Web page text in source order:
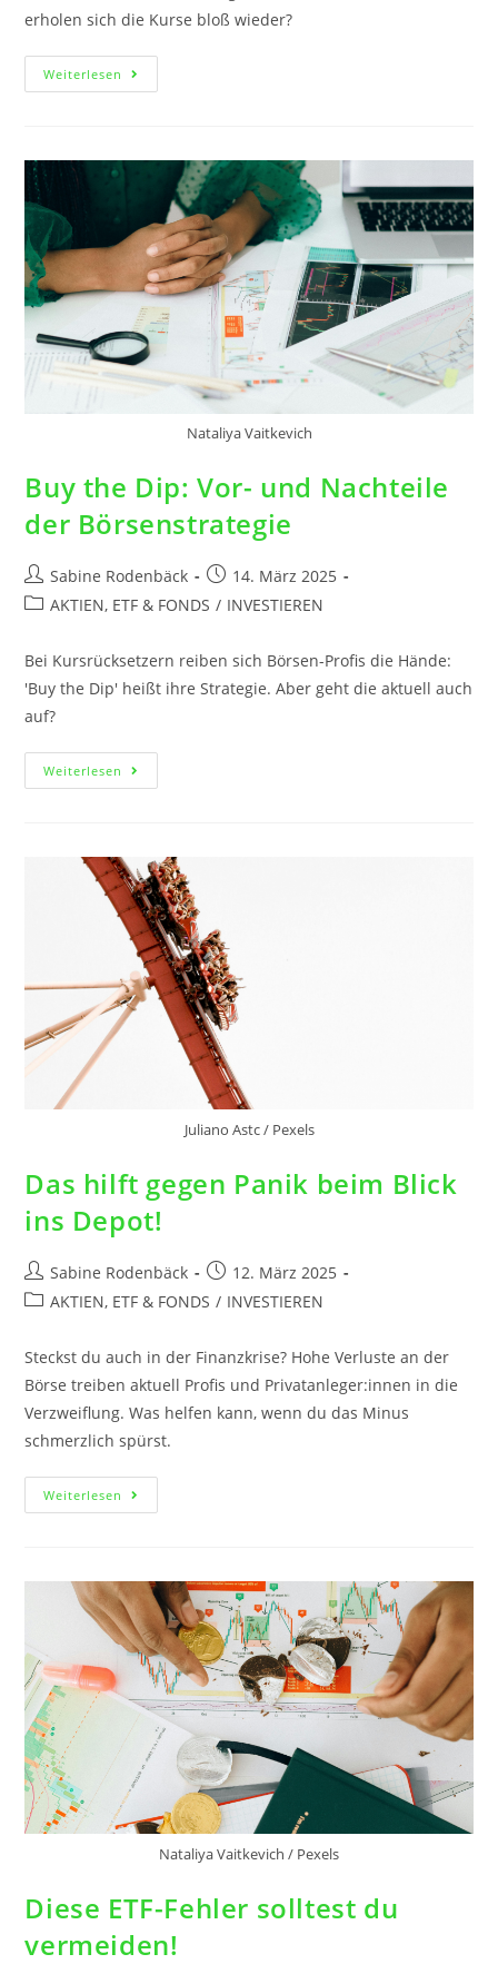
erholen sich die Kurse bloß wieder?
Weiterlesen
Nataliya Vaitkevich
Buy the Dip: Vor- und Nachteile
der Börsenstrategie
Sabine Rodenbäck
14. März 2025
AKTIEN, ETF & FONDS / INVESTIEREN
Bei Kursrücksetzern reiben sich Börsen-Profis die Hände:
'Buy the Dip' heißt ihre Strategie. Aber geht die aktuell auch
auf?
Weiterlesen
Juliano Astc / Pexels
Das hilft gegen Panik beim Blick
ins Depot!
Sabine Rodenbäck
12. März 2025
AKTIEN, ETF & FONDS / INVESTIEREN
Steckst du auch in der Finanzkrise? Hohe Verluste an der
Börse treiben aktuell Profis und Privatanleger:innen in die
Verzweiflung. Was helfen kann, wenn du das Minus
schmerzlich spürst.
Weiterlesen
Nataliya Vaitkevich / Pexels
Diese ETF-Fehler solltest du
vermeiden!